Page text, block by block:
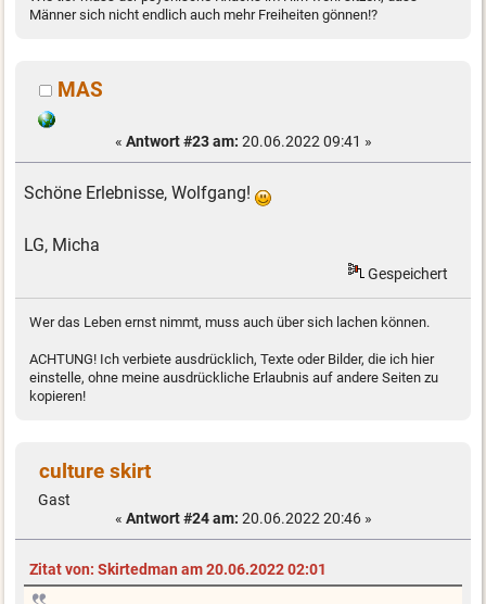
Männer sich nicht endlich auch mehr Freiheiten gönnen!?
MAS
« Antwort #23 am: 20.06.2022 09:41 »
Schöne Erlebnisse, Wolfgang!
LG, Micha
Gespeichert
Wer das Leben ernst nimmt, muss auch über sich lachen können.
ACHTUNG! Ich verbiete ausdrücklich, Texte oder Bilder, die ich hier
einstelle, ohne meine ausdrückliche Erlaubnis auf andere Seiten zu
kopieren!
culture skirt
Gast
« Antwort #24 am: 20.06.2022 20:46 »
Zitat von: Skirtedman am 20.06.2022 02:01